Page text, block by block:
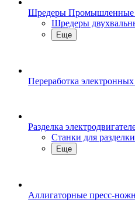
Шредеры Промышленные
Шредеры
Еще
Переработка
Разделка
Станки для
Еще
Аллигаторные пресс-